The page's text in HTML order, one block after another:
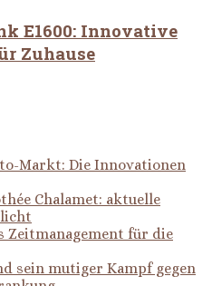
E1600: Innovative
Zuhause
Markt: Die Innovationen
Chalamet: aktuelle
Zeitmanagement für die
sein mutiger Kampf gegen